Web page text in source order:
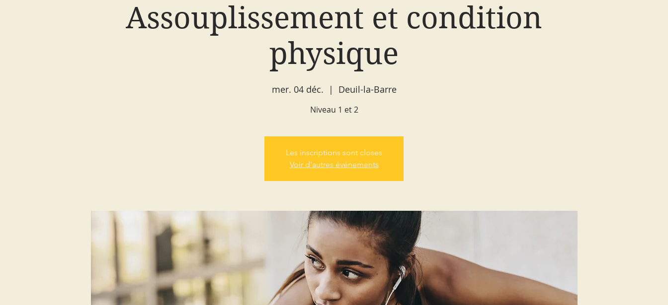
Assouplissement et condition
physique
mer. 04 déc.
  |
Deuil-la-Barre
Niveau 1 et 2
Les inscriptions sont closes
Voir d'autres événements